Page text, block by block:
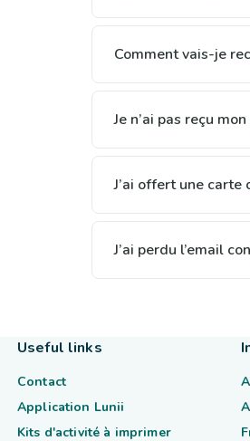
Comment vais-je
Je n’ai pas reçu
J’ai offert une carte
J’ai perdu l’email
Useful links
Contact
Application Lunii
Kits d'activité à imprimer